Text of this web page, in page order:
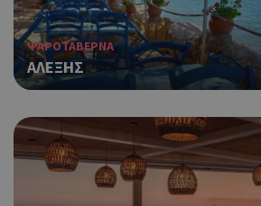
ΨΑΡΟΤΑΒΕΡΝΑ
ΑΛΕΞΗΣ